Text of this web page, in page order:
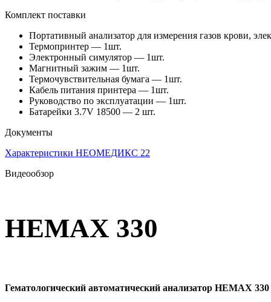
Комплект поставки
Портативный анализатор для измерения газов крови,
Термопринтер — 1шт.
Электронный симулятор — 1шт.
Магнитный зажим — 1шт.
Термочувствительная бумага — 1шт.
Кабель питания принтера — 1шт.
Руководство по эксплуатации — 1шт.
Батарейки 3.7V 18500 — 2 шт.
Документы
Характеристики НЕОМЕДИКС 22
Видеообзор
HEMAX 330
Гематологический автоматический анализатор HEMAX 330